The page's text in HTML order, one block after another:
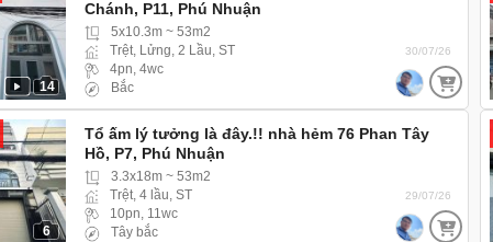
14
Chánh, P11, Phú Nhuận
5x10.3m ~ 53m2
Trệt, Lửng, 2 Lầu, ST
4pn, 4wc
Bắc
30/07/26
6
Tổ ấm lý tưởng là đây.!! nhà hẻm 76 Phan Tây
Hồ, P7, Phú Nhuận
3.3x18m ~ 53m2
Trệt, 4 lầu, ST
10pn, 11wc
Tây bắc
29/07/26